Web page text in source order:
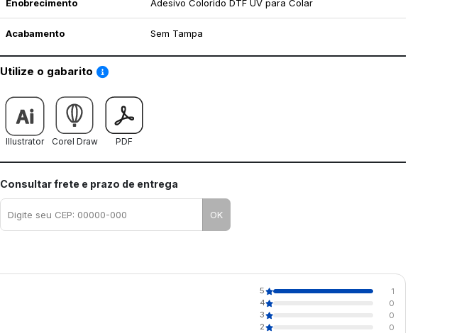
Enobrecimento Adesivo Colorido DTF UV para Colar
Acabamento Sem Tampa
Utilize o gabarito Saiba como utilizar os nossos gabaritos
Illustrator Corel Draw PDF
Consultar frete e prazo de entrega
OK
5
1
4
0
3
0
2
0